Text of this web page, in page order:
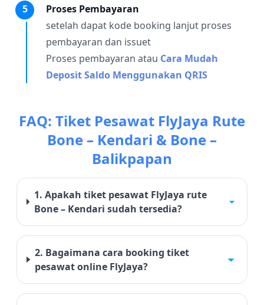
5
Proses Pembayaran
setelah dapat kode booking lanjut proses
pembayaran dan issuet
Proses pembayaran atau Cara Mudah
Deposit Saldo Menggunakan QRIS
FAQ: Tiket Pesawat FlyJaya Rute
Bone – Kendari & Bone –
Balikpapan
1. Apakah tiket pesawat FlyJaya rute
Bone – Kendari sudah tersedia?
2. Bagaimana cara booking tiket
pesawat online FlyJaya?